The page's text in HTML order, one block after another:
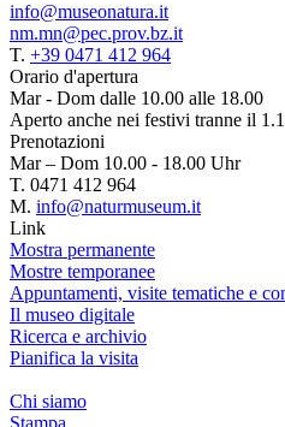
info@museonatura.it
nm.mn@pec.prov.bz.it
T. +39 0471 412 964
Orario d'apertura
Mar - Dom dalle 10.00 alle 18.00
Aperto anche nei festivi tranne il
Prenotazioni
Mar – Dom 10.00 - 18.00 Uhr
T. 0471 412 964
M. info@naturmuseum.it
Link
Mostra permanente
Mostre temporanee
Appuntamenti, visite tematiche e
Il museo digitale
Ricerca e archivio
Pianifica la visita
Chi siamo